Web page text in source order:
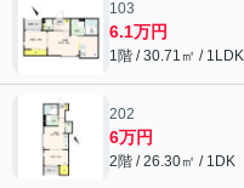
103
6.1万円
1階 / 30.71㎡ / 1LDK
202
6万円
2階 / 26.30㎡ / 1DK